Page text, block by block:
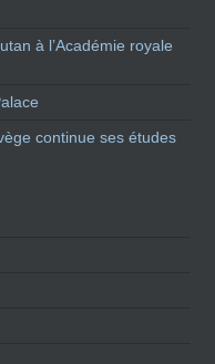
à l’Académie royale
continue ses études